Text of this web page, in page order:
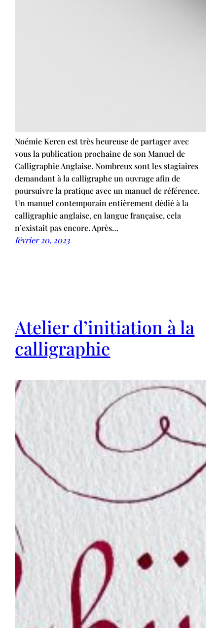
Noémie Keren est très heureuse de partager avec
vous la publication prochaine de son Manuel de
Calligraphie Anglaise. Nombreux sont les stagiaires
demandant à la calligraphe un ouvrage afin de
poursuivre la pratique avec un manuel de référence.
Un manuel contemporain entièrement dédié à la
calligraphie anglaise, en langue française, cela
n’existait pas encore. Après…
février 20, 2023
Atelier d’initiation à la
calligraphie